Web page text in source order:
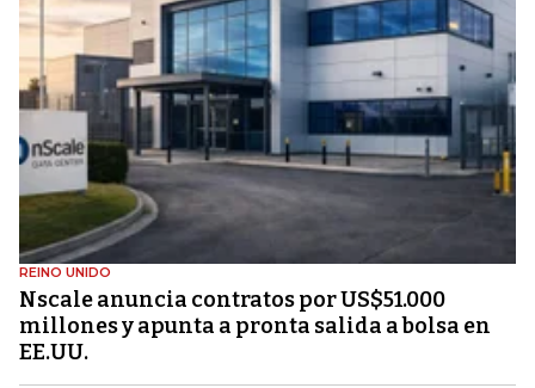
REINO UNIDO
Nscale anuncia contratos por US$51.000
millones y apunta a pronta salida a bolsa en
EE.UU.